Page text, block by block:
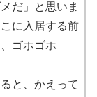
だ」と思いま
に入居する前
ゴホゴホ
と、かえって